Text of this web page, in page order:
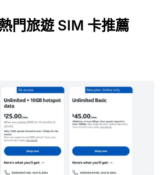
門旅遊 SIM 卡推薦